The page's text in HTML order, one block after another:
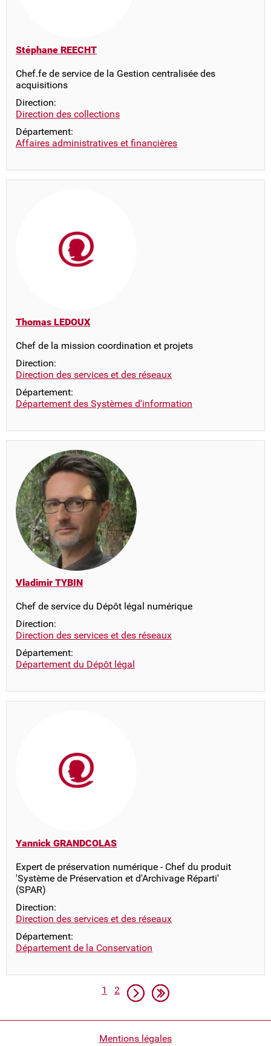
Stéphane REECHT
Chef.fe de service de la Gestion centralisée des
acquisitions
Direction:
Direction des collections
Département:
Affaires administratives et financières
Thomas LEDOUX
Chef de la mission coordination et projets
Direction:
Direction des services et des réseaux
Département:
Département des Systèmes d'information
Vladimir TYBIN
Chef de service du Dépôt légal numérique
Direction:
Direction des services et des réseaux
Département:
Département du Dépôt légal
Yannick GRANDCOLAS
Expert de préservation numérique - Chef du produit
'Système de Préservation et d'Archivage Réparti'
(SPAR)
Direction:
Direction des services et des réseaux
Département:
Département de la Conservation
Pagination
Page
1 Page
2 Page suivante
Dernière page
Mentions légales